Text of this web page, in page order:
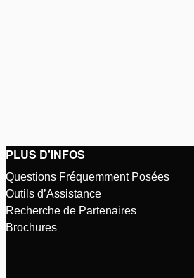
PLUS D'INFOS
Questions Fréquemment Posées
Outils d’Assistance
Recherche de Partenaires
Brochures